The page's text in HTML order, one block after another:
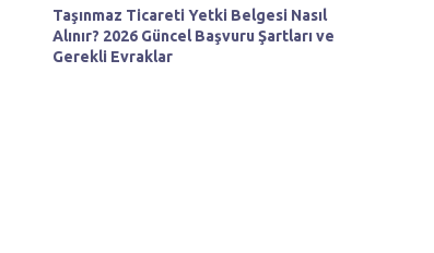
Taşınmaz Ticareti Yetki Belgesi Nasıl
Alınır? 2026 Güncel Başvuru Şartları ve
Gerekli Evraklar